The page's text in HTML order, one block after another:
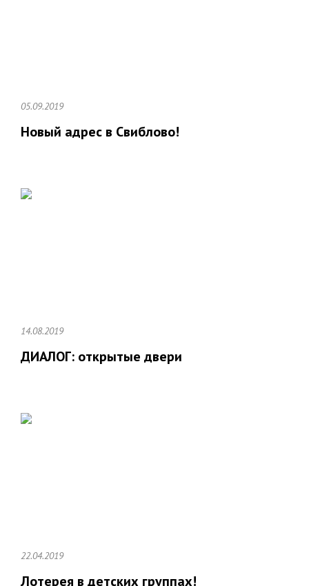
05.09.2019
Новый адрес в Свиблово!
14.08.2019
ДИАЛОГ: открытые двери
22.04.2019
Лотерея в детских группах!